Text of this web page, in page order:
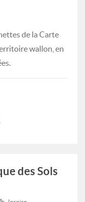
de la Carte
wallon, en
des Sols